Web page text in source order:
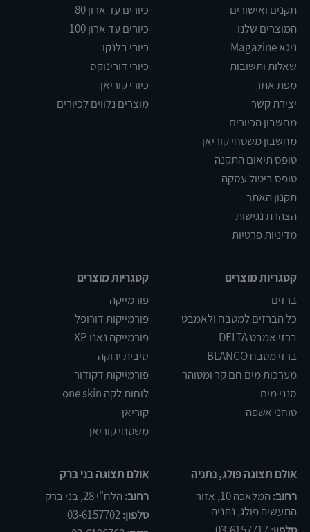
תקנים ואישורים
המוצרים שלנו
ניגא Magazine
שאלות ותשובות
מפת אתר
יצירת קשר
מחשבון הכיורים
מחשבון משטחי קוריאן
טופס תיאום התקנה
טופס ביטול עסקה
תקנון האתר
הצהרת נגישות
מדיניות פרטיות
כיורים עד ארון 80
כיורים עד ארון 100
כיורי בלנקו
כיורי דורינוקס
כיורי קוריאן
מוצרים נלווים לכיורים
קטגריות מוצרים
ברזים
כל הברזים למטבח ולאמבט
ברזי אמבט DELTA
ברזי מטבח BLANCO
מערכות מים חם קר ומטוהר
סנני מים
טוחני אשפה
קטגריות מוצרים
פורמייקה
פורמייקות דורופל
פורמייקה נאנו XP
סיבית ירוקה
פורמייקות דקודור
לוחות לקה one skin
קוריאן
משטחי קוריאן
אולם תצוגה פולג, נתניה
רחוב:
המלאכה 10, אזור
התעשיה פולג, נתניה
אולם תצוגה בני ברק
רחוב: הלח”י 28, בני ברק
טלפון:03-6157702